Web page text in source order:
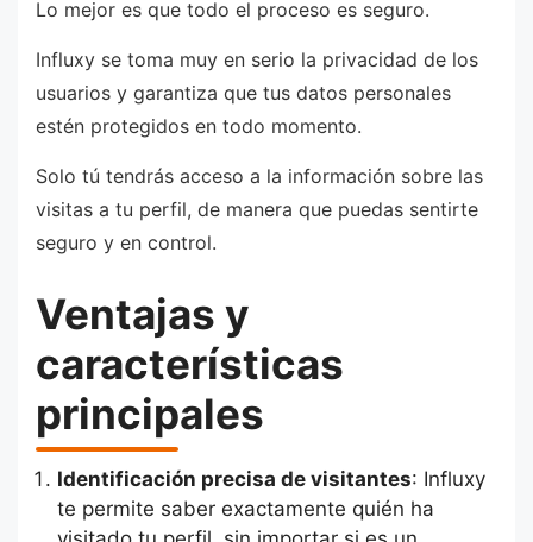
Lo mejor es que todo el proceso es seguro.
Influxy se toma muy en serio la privacidad de los
usuarios y garantiza que tus datos personales
estén protegidos en todo momento.
Solo tú tendrás acceso a la información sobre las
visitas a tu perfil, de manera que puedas sentirte
seguro y en control.
Ventajas y
características
principales
Identificación precisa de visitantes: Influxy
te permite saber exactamente quién ha